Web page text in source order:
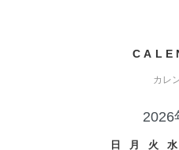
カレ
2026
日 月 火 水